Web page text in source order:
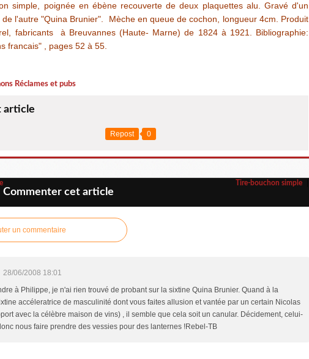
simple, poignée en ébène recouverte de deux plaquettes alu. Gravé d'un
de l'autre "Quina Brunier". Mèche en queue de cochon, longueur 4cm. Produit
fabricants à Breuvannes (Haute- Marne) de 1824 à 1921. Bibliographie:
francais" , pages 52 à 55.
Réclames et pubs
article
Repost 0
Tire-bouchon simple
Commenter cet article
un commentaire
28/06/2008 18:01
à Philippe, je n'ai rien trouvé de probant sur la sixtine Quina Brunier. Quand à la
accéleratrice de masculinité dont vous faites allusion et vantée par un certain Nicolas
avec la célèbre maison de vins) , il semble que cela soit un canular. Décidement, celui-
nous faire prendre des vessies pour des lanternes !Rebel-TB